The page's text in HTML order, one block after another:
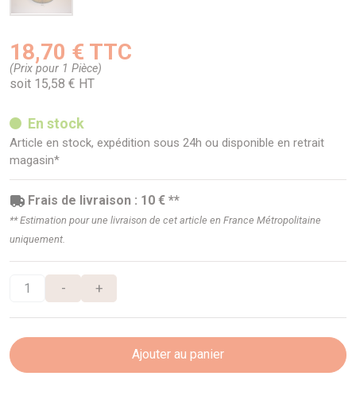
18,70 € TTC
(Prix pour 1 Pièce)
soit 15,58 € HT
En stock
Article en stock, expédition sous 24h ou disponible en retrait
magasin*
Frais de livraison : 10 € **
** Estimation pour une livraison de cet article en France Métropolitaine
uniquement.
- +
Ajouter au panier